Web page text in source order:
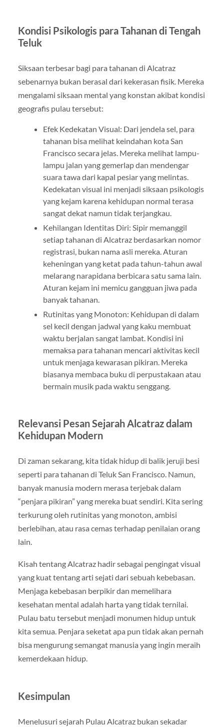
Kondisi Psikologis para Tahanan di Tengah
Teluk
Siksaan terbesar bagi para tahanan di Alcatraz
sebenarnya bukan berasal dari kekerasan fisik. Mereka
mengalami siksaan mental yang konstan akibat kondisi
geografis pulau tersebut:
Efek Kedekatan Visual: Dari jendela sel, para
tahanan bisa melihat keindahan kota San
Francisco secara jelas. Mereka melihat lampu-
lampu jalan yang gemerlap dan mendengar
suara tawa dari kapal pesiar yang melintas.
Kedekatan visual ini menjadi siksaan psikologis
yang kejam karena kehidupan normal terasa
sangat dekat namun tidak terjangkau.
Kehilangan Identitas Diri: Sipir memanggil
setiap tahanan di Alcatraz berdasarkan nomor
registrasi, bukan nama asli mereka. Aturan
keheningan yang ketat pada tahun-tahun awal
melarang narapidana berbicara satu sama lain.
Aturan kejam ini memicu gangguan jiwa pada
banyak tahanan.
Rutinitas yang Monoton: Kehidupan di dalam
sel kecil dengan jadwal yang kaku membuat
waktu berjalan sangat lambat. Kondisi ini
memaksa para tahanan mencari aktivitas kecil
untuk menjaga kewarasan pikiran. Mereka
biasanya membaca buku di perpustakaan atau
bermain musik pada waktu senggang.
Relevansi Pesan Sejarah Alcatraz dalam
Kehidupan Modern
Di zaman sekarang, kita tidak hidup di balik jeruji besi
seperti para tahanan di Teluk San Francisco. Namun,
banyak manusia modern merasa terjebak dalam
“penjara pikiran” yang mereka buat sendiri. Kita sering
terkurung oleh rutinitas yang monoton, ambisi
berlebihan, atau rasa cemas terhadap penilaian orang
lain.
Kisah tentang Alcatraz hadir sebagai pengingat visual
yang kuat tentang arti sejati dari sebuah kebebasan.
Menjaga kebebasan berpikir dan memelihara
kesehatan mental adalah harta yang tidak ternilai.
Pulau batu tersebut menjadi monumen hidup untuk
kita semua. Penjara seketat apa pun tidak akan pernah
bisa mengurung semangat manusia yang ingin meraih
kemerdekaan hidup.
Kesimpulan
Menelusuri sejarah Pulau Alcatraz bukan sekadar